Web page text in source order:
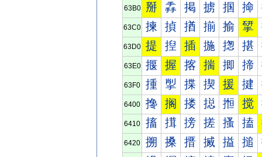
63B0 掰 掱 掲 掳 掴 掵
63C0 揀 揁 揂 揃 揄 揅
63D0 提 揑 插 揓 揔 揕
63E0 揠 握 揢 揣 揤 揥
63F0 揰 揱 揲 揳 援 揵
6400 搀 搁 搂 搃 搄 搅
6410 搐 搑 搒 搓 搔 搕
6420 搠 搡 搢 搣 搤 搥